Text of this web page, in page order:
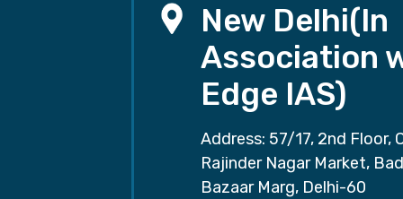
New Delhi(In
Association
Edge IAS)
Address: 57/17, 2nd Floor,
Rajinder Nagar Market,
Bazaar Marg, Delhi-60